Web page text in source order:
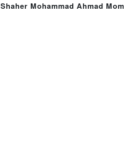
Shaher Mohammad Ahmad